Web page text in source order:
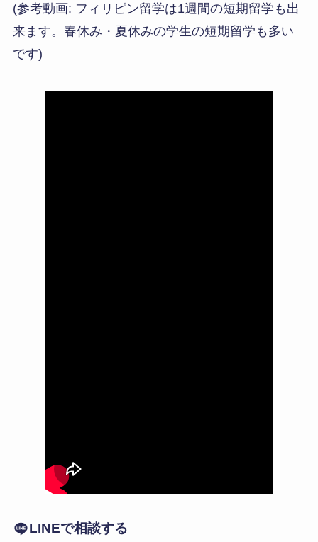
(参考動画: フィリピン留学は1週間の短期留学も出
来ます。春休み・夏休みの学生の短期留学も多い
です)
LINEで相談する